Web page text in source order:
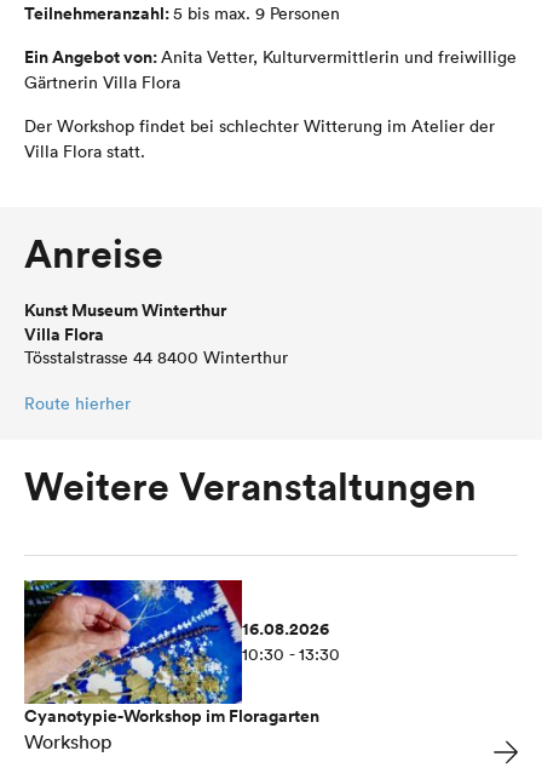
Teilnehmeranzahl:5 bis max. 9 Personen
Ein Angebot von:Anita Vetter, Kulturvermittlerin und freiwillige
Gärtnerin Villa Flora
Der Workshop findet bei schlechter Witterung im Atelier der
Villa Flora statt.
Anreise
Kunst Museum Winterthur
Villa Flora
Tösstalstrasse 44 8400 Winterthur
Route hierher
Weitere Veranstaltungen
16.08.2026
10:30 - 13:30
Cyanotypie-Workshop im Floragarten
Workshop